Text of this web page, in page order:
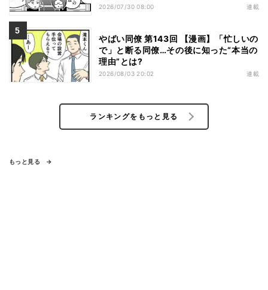
2026/07/30 08:00 連載
やばい同僚 第143回 【漫画】「忙しいの
で」と断る同僚…その後に知った“本当の
理由”とは?
2026/08/03 20:02 連載
ランキングをもっと見る
もっと見る